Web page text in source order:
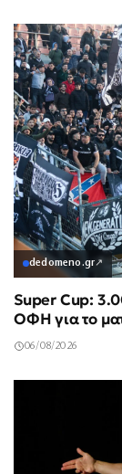
dedomeno.gr↗
Super Cup:
ΟΦΗ για το
06/08/2026